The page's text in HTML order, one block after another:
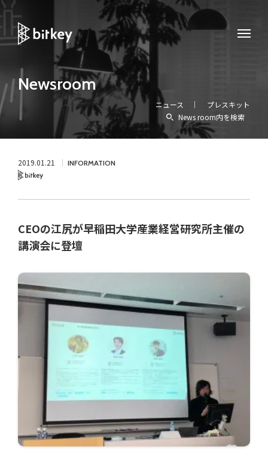
Newsroom
ニュース
プレスキット
News room内を検索
2019.01.21 INFORMATION
CEOの江尻が早稲田大学産業経営研究所主催の
講演会に登壇